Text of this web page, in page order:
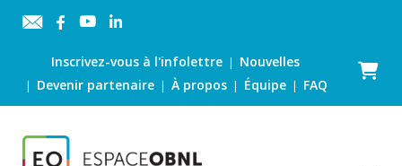
Inscrivez-vous à l'infolettre| Nouvelles
| Devenir partenaire |À propos | Équipe | FAQ
Panier